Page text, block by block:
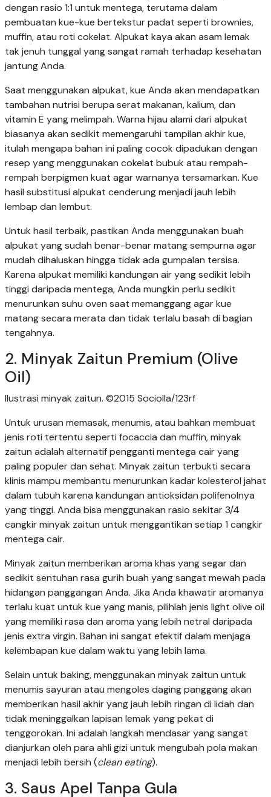
dengan rasio 1:1 untuk mentega, terutama dalam
pembuatan kue-kue bertekstur padat seperti brownies,
muffin, atau roti cokelat. Alpukat kaya akan asam lemak
tak jenuh tunggal yang sangat ramah terhadap kesehatan
jantung Anda.
Saat menggunakan alpukat, kue Anda akan mendapatkan
tambahan nutrisi berupa serat makanan, kalium, dan
vitamin E yang melimpah. Warna hijau alami dari alpukat
biasanya akan sedikit memengaruhi tampilan akhir kue,
itulah mengapa bahan ini paling cocok dipadukan dengan
resep yang menggunakan cokelat bubuk atau rempah-
rempah berpigmen kuat agar warnanya tersamarkan. Kue
hasil substitusi alpukat cenderung menjadi jauh lebih
lembap dan lembut.
Untuk hasil terbaik, pastikan Anda menggunakan buah
alpukat yang sudah benar-benar matang sempurna agar
mudah dihaluskan hingga tidak ada gumpalan tersisa.
Karena alpukat memiliki kandungan air yang sedikit lebih
tinggi daripada mentega, Anda mungkin perlu sedikit
menurunkan suhu oven saat memanggang agar kue
matang secara merata dan tidak terlalu basah di bagian
tengahnya.
2. Minyak Zaitun Premium (Olive
Oil)
Ilustrasi minyak zaitun. ©2015 Sociolla/123rf
Untuk urusan memasak, menumis, atau bahkan membuat
jenis roti tertentu seperti focaccia dan muffin, minyak
zaitun adalah alternatif pengganti mentega cair yang
paling populer dan sehat. Minyak zaitun terbukti secara
klinis mampu membantu menurunkan kadar kolesterol jahat
dalam tubuh karena kandungan antioksidan polifenolnya
yang tinggi. Anda bisa menggunakan rasio sekitar 3/4
cangkir minyak zaitun untuk menggantikan setiap 1 cangkir
mentega cair.
Minyak zaitun memberikan aroma khas yang segar dan
sedikit sentuhan rasa gurih buah yang sangat mewah pada
hidangan panggangan Anda. Jika Anda khawatir aromanya
terlalu kuat untuk kue yang manis, pilihlah jenis light olive oil
yang memiliki rasa dan aroma yang lebih netral daripada
jenis extra virgin. Bahan ini sangat efektif dalam menjaga
kelembapan kue dalam waktu yang lebih lama.
Selain untuk baking, menggunakan minyak zaitun untuk
menumis sayuran atau mengoles daging panggang akan
memberikan hasil akhir yang jauh lebih ringan di lidah dan
tidak meninggalkan lapisan lemak yang pekat di
tenggorokan. Ini adalah langkah mendasar yang sangat
dianjurkan oleh para ahli gizi untuk mengubah pola makan
menjadi lebih bersih (clean eating).
3. Saus Apel Tanpa Gula